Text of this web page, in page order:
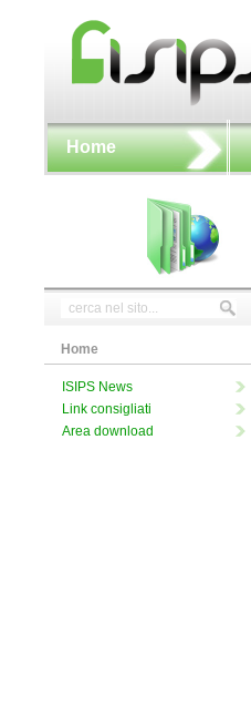
Home
Home
ISIPS News
Link consigliati
Area download